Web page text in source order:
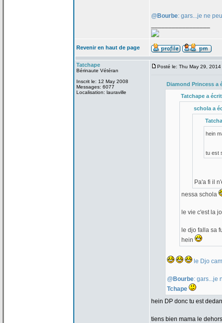
@ Bourbe: gars...je ne
Revenir en haut de page
Tatchape
Bérinaute Vétéran
Inscrit le: 12 May 2008
Messages: 6077
Localisation: lauraville
Posté le: Thu May 29,
Diamond Princess a
Tatchape a
schola a
hein
tu est
Pa'afi il
nessa schola
le vie c'est la
le djo falla sa
hein
le Djo
@ Bourbe: gars...je
Tchape
hein DP donc tu est
tiens bien mama le